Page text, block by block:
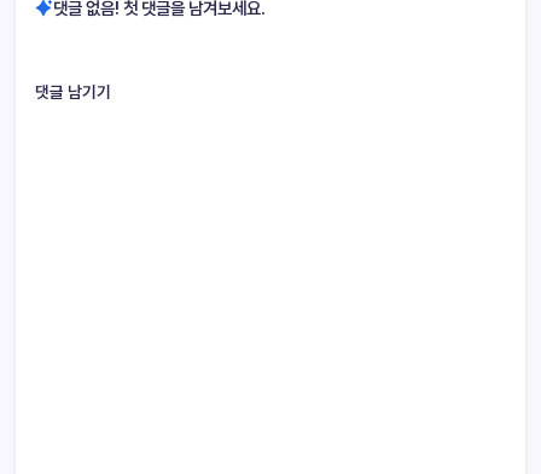
댓글 없음! 첫 댓글을 남겨보세요.
댓글 남기기